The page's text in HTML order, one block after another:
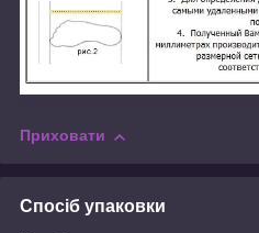
Приховати
Спосіб упаковки